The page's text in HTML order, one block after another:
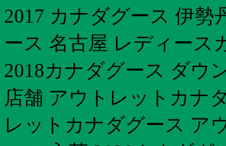
2017 カナダグース 伊
ース 名古屋 レディース
2018カナダグース ダウ
店舗 アウトレットカナ
レットカナダグース ア